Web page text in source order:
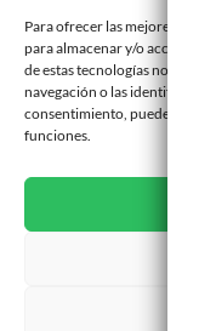
Para ofrecer las mejores
para almacenar y/o
de estas tecnologías nos
navegación o las
consentimiento, puede
funciones.
Román Spech 3213,
Janequeo 1770,
Contactar por correo